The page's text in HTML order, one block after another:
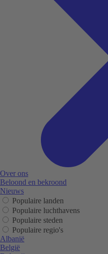
Over ons
Beloond en bekroond
Nieuws
Populaire landen
Populaire luchthavens
Populaire steden
Populaire regio's
Albanië
België